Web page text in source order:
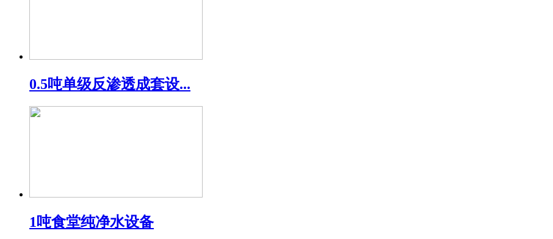
0.5吨单级反渗透成套设...
1吨食堂纯净水设备